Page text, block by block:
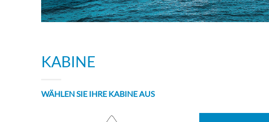
KABINE
WÄHLEN SIE IHRE KABINE AUS